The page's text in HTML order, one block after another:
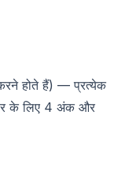
होते हैं) — प्रत्येक
के लिए 4 अंक और